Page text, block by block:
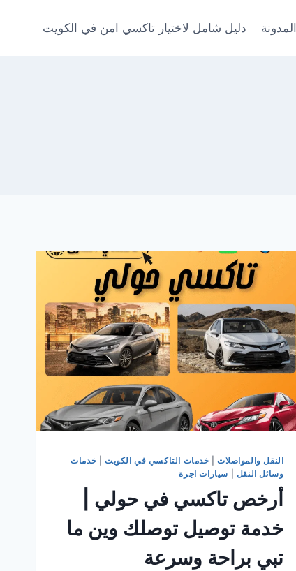
المدونة دليل شامل لاختيار تاكسي امن في الكويت
النقل والمواصلات| خدمات التاكسي في الكويت
خدمات
وسائل النقل
سيارات اجرة
أرخص تاكسي في حولي |
خدمة توصيل توصلك وين ما
تبي براحة وسرعة